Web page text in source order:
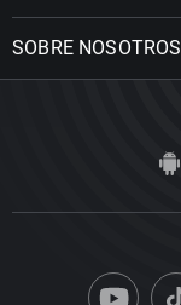
SOBRE NOSOTROS